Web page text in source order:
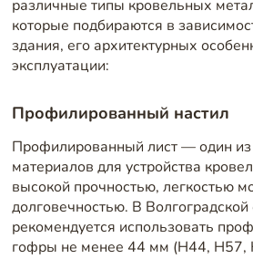
различные типы кровельных
которые подбираются в
здания, его архитектурных
эксплуатации:
Профилированный настил
Профилированный лист — один
материалов для устройства
высокой прочностью, легкостью
долговечностью. В Волгоградской
рекомендуется использовать
гофры не менее 44 мм (Н44, Н57,